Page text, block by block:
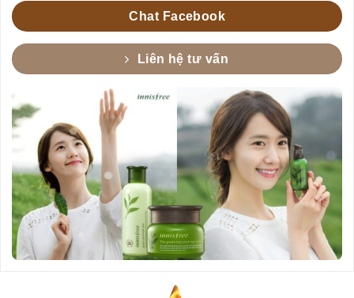
Chat Facebook
Liên hệ tư vấn